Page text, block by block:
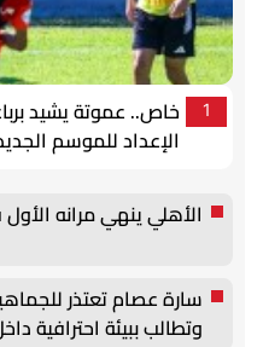
1
خاص.. عموتة يشيد
الإعداد للموسم
الأهلي ينهي مرانه
سارة عصام تعتذر
وتطالب ببيئة احترافية